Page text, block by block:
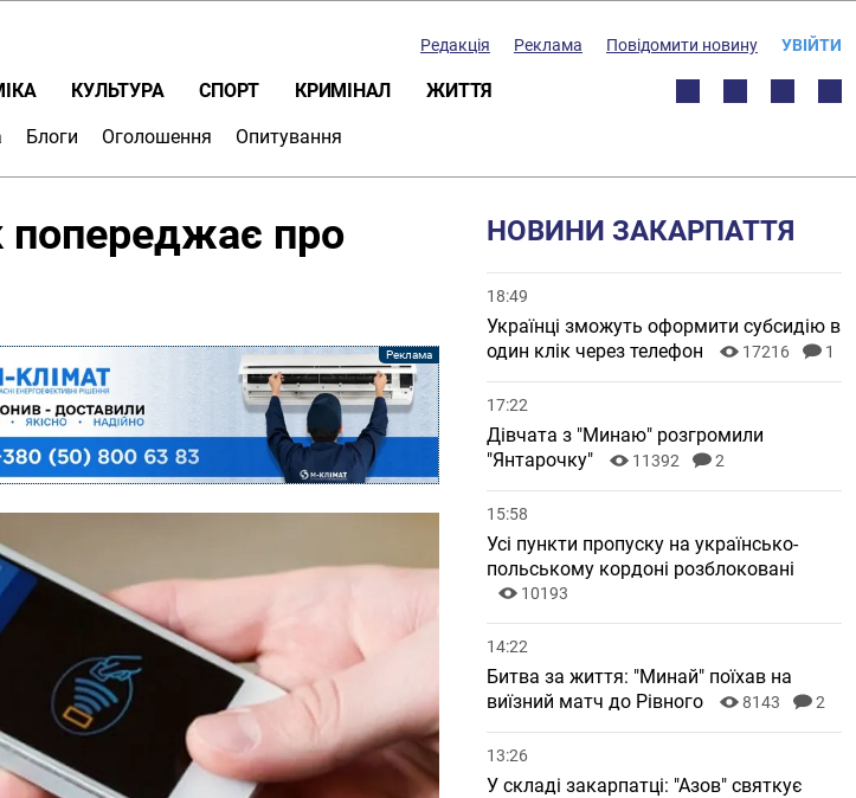
Редакція Реклама Повідомити новину УВІЙТИ
КУЛЬТУРА СПОРТ КРИМІНАЛ ЖИТТЯ
Блоги Оголошення Опитування
попереджає про
НОВИНИ ЗАКАРПАТТЯ
18:49
Українці зможуть оформити субсидію в
один клік через телефон
17216 1
17:22
Дівчата з "Минаю" розгромили
"Янтарочку"
11392 2
15:58
Усі пункти пропуску на українсько-
польському кордоні розблоковані
10193
14:22
Битва за життя: "Минай" поїхав на
виїзний матч до Рівного
8143 2
13:26
У складі закарпатці: "Азов" святкує